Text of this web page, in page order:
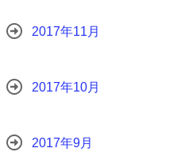
2017年11月
2017年10月
2017年9月